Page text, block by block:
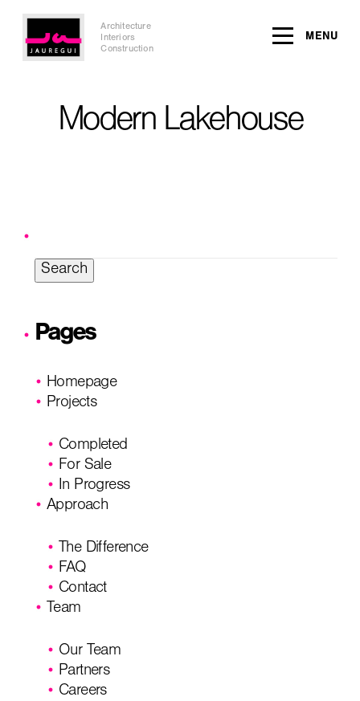
Architecture
Interiors
Construction
MENU
Modern Lakehouse
Pages
Homepage
Projects
Completed
For Sale
In Progress
Approach
The Difference
FAQ
Contact
Team
Our Team
Partners
Careers